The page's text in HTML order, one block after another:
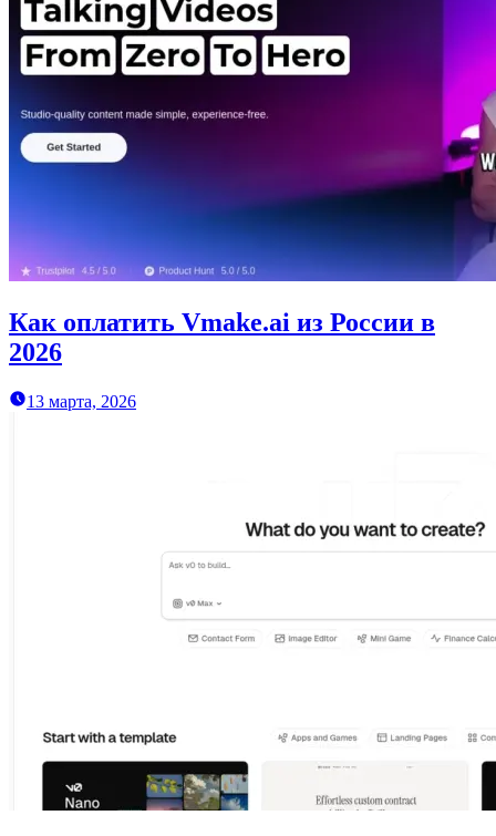
Как оплатить Vmake.ai из России в
2026
13 марта, 2026